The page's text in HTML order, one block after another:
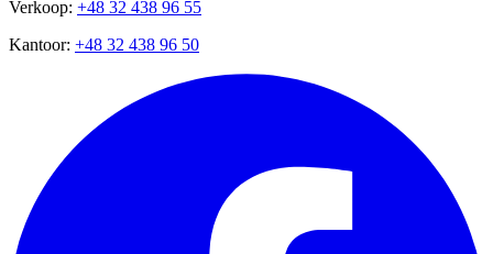
Verkoop: +48 32 438 96 55
Kantoor: +48 32 438 96 50